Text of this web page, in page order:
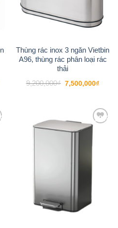
Thùng rác inox 3 ngăn Vietbin
A96, thùng rác phân loại rác
thải
9,200,000₫ Giá
gốc
7,500,000₫Giá
-18%